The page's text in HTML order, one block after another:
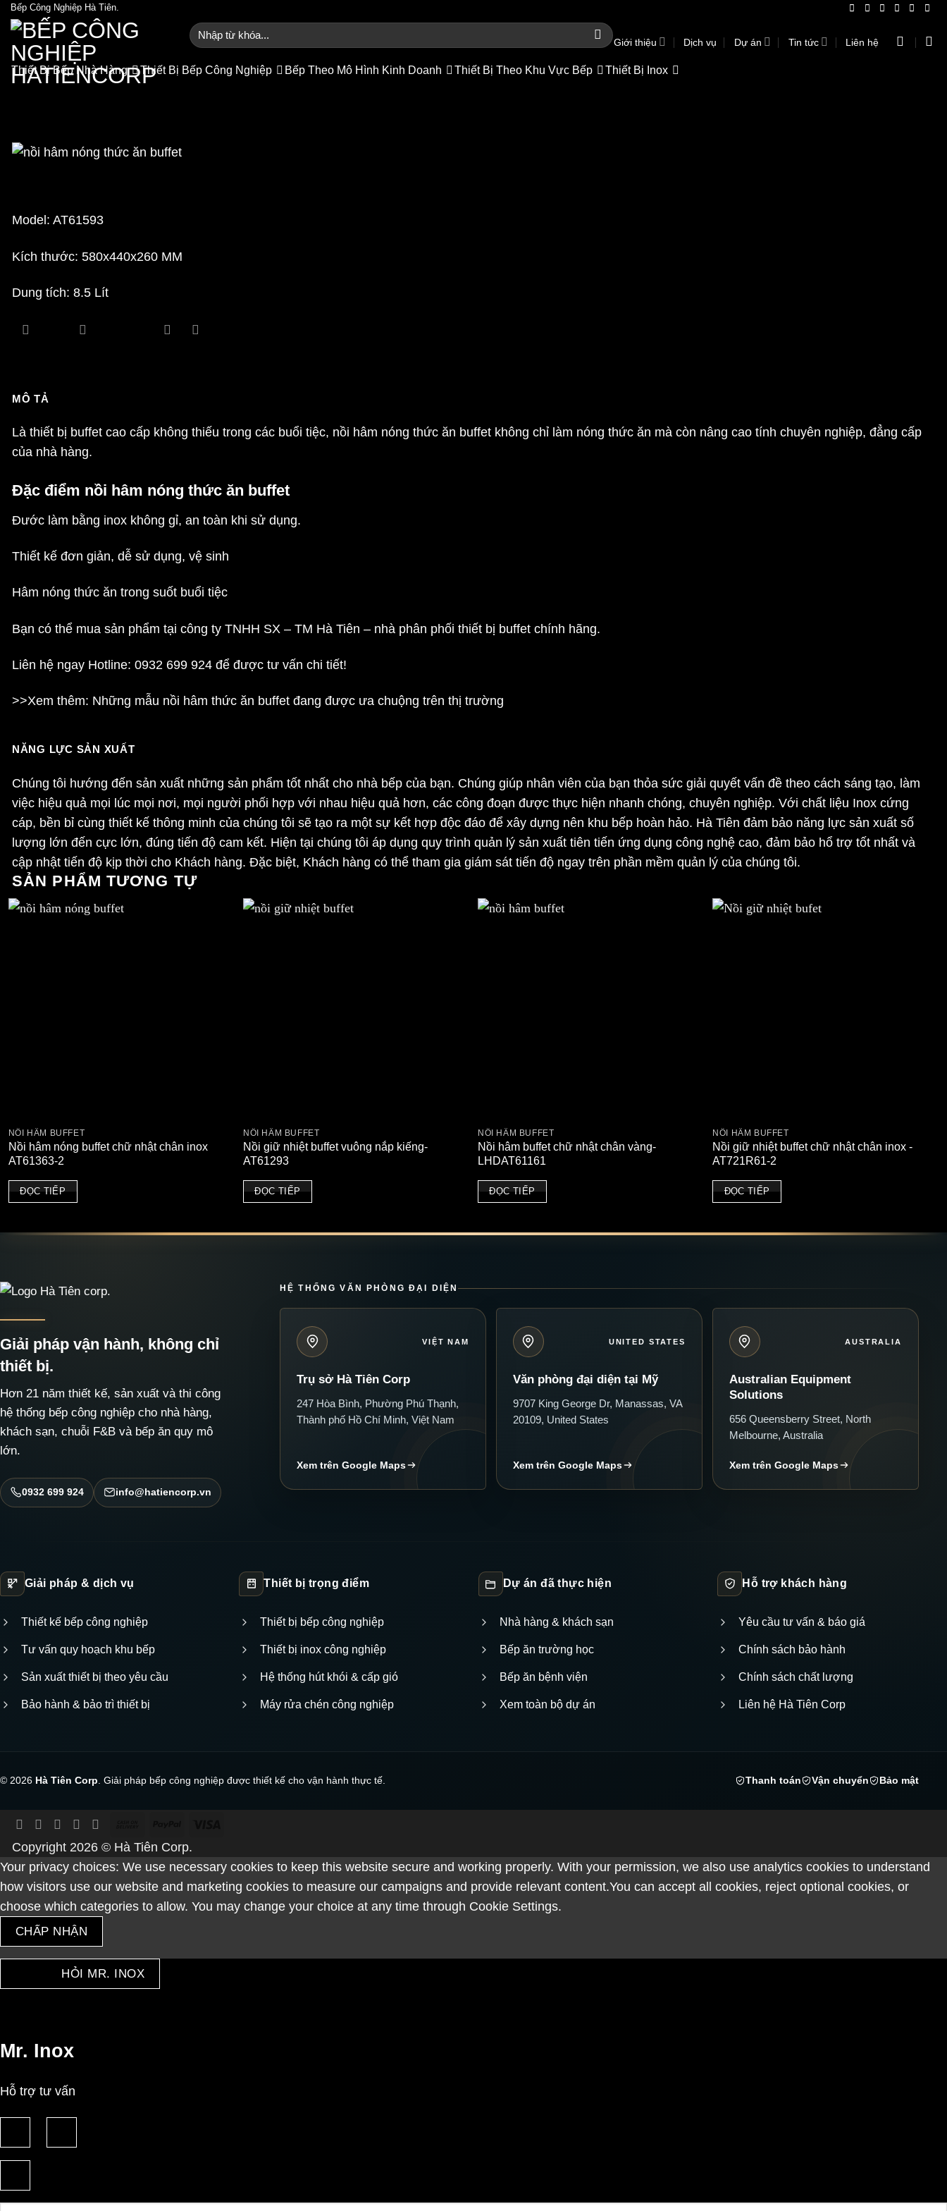
Bỏ
qua
nội
dung
Bếp Công Nghiệp Hà Tiên.
Tìm
kiếm:
Giới thiệu Dịch vụ Dự án Tin tức Liên hệ
Thiết Bị Bếp Nhà Hàng Thiết Bị Bếp Công Nghiệp Bếp Theo Mô Hình Kinh Doanh Thiết Bị Theo Khu Vực Bếp Thiết Bị Inox
Model: AT61593
Kích thước: 580x440x260 MM
Dung tích: 8.5 Lít
MÔ TẢ
Là thiết bị buffet cao cấp không thiếu trong các buổi tiệc, nồi hâm nóng thức ăn buffet không chỉ làm nóng thức ăn mà còn nâng cao tính chuyên nghiệp, đẳng cấp
của nhà hàng.
Đặc điểm nồi hâm nóng thức ăn buffet
Đước làm bằng inox không gỉ, an toàn khi sử dụng.
Thiết kế đơn giản, dễ sử dụng, vệ sinh
Hâm nóng thức ăn trong suốt buổi tiệc
Bạn có thể mua sản phẩm tại công ty TNHH SX – TM Hà Tiên – nhà phân phối thiết bị buffet chính hãng.
Liên hệ ngay Hotline: 0932 699 924 để được tư vấn chi tiết!
>>Xem thêm: Những mẫu nồi hâm thức ăn buffet đang được ưa chuộng trên thị trường
NĂNG LỰC SẢN XUẤT
Chúng tôi hướng đến sản xuất những sản phẩm tốt nhất cho nhà bếp của bạn. Chúng giúp nhân viên của bạn thỏa sức giải quyết vấn đề theo cách sáng tạo, làm
việc hiệu quả mọi lúc mọi nơi, mọi người phối hợp với nhau hiệu quả hơn, các công đoạn được thực hiện nhanh chóng, chuyên nghiệp. Với chất liệu Inox cứng
cáp, bền bỉ cùng thiết kế thông minh của chúng tôi sẽ tạo ra một sự kết hợp độc đáo để xây dựng nên khu bếp hoàn hảo. Hà Tiên đảm bảo năng lực sản xuất số
lượng lớn đến cực lớn, đúng tiến độ cam kết. Hiện tại chúng tôi áp dụng quy trình quản lý sản xuất tiên tiến ứng dụng công nghệ cao, đảm bảo hổ trợ tốt nhất và
cập nhật tiến độ kịp thời cho Khách hàng. Đặc biệt, Khách hàng có thể tham gia giám sát tiến độ ngay trên phần mềm quản lý của chúng tôi.
SẢN PHẨM TƯƠNG TỰ
NỒI HÂM BUFFET
Nồi hâm nóng buffet chữ nhật chân inox
AT61363-2
ĐỌC TIẾP
NỒI HÂM BUFFET
Nồi giữ nhiệt buffet vuông nắp kiếng-
AT61293
ĐỌC TIẾP
NỒI HÂM BUFFET
Nồi hâm buffet chữ nhật chân vàng-
LHDAT61161
ĐỌC TIẾP
NỒI HÂM BUFFET
Nồi giữ nhiệt buffet chữ nhật chân inox -
AT721R61-2
ĐỌC TIẾP
Giải pháp vận hành, không chỉ
thiết bị.
Hơn 21 năm thiết kế, sản xuất và thi công
hệ thống bếp công nghiệp cho nhà hàng,
khách sạn, chuỗi F&B và bếp ăn quy mô
lớn.
0932 699 924 info@hatiencorp.vn
HỆ THỐNG VĂN PHÒNG ĐẠI DIỆN
VIỆT NAM
Trụ sở Hà Tiên Corp
247 Hòa Bình, Phường Phú Thạnh,
Thành phố Hồ Chí Minh, Việt Nam
Xem trên Google Maps
UNITED STATES
Văn phòng đại diện tại Mỹ
9707 King George Dr, Manassas, VA
20109, United States
Xem trên Google Maps
AUSTRALIA
Australian Equipment
Solutions
656 Queensberry Street, North
Melbourne, Australia
Xem trên Google Maps
Giải pháp & dịch vụ
Thiết kế bếp công nghiệp
Tư vấn quy hoạch khu bếp
Sản xuất thiết bị theo yêu cầu
Bảo hành & bảo trì thiết bị
Thiết bị trọng điểm
Thiết bị bếp công nghiệp
Thiết bị inox công nghiệp
Hệ thống hút khói & cấp gió
Máy rửa chén công nghiệp
Dự án đã thực hiện
Nhà hàng & khách sạn
Bếp ăn trường học
Bếp ăn bệnh viện
Xem toàn bộ dự án
Hỗ trợ khách hàng
Yêu cầu tư vấn & báo giá
Chính sách bảo hành
Chính sách chất lượng
Liên hệ Hà Tiên Corp
© 2026 Hà Tiên Corp . Giải pháp bếp công nghiệp được thiết kế cho vận hành thực tế. Thanh toán Vận chuyển Bảo mật
On
Delivery
Copyright 2026 © Hà Tiên Corp.
Your privacy choices: We use necessary cookies to keep this website secure and working properly. With your permission, we also use analytics cookies to understand
how visitors use our website and marketing cookies to measure our campaigns and provide relevant content.You can accept all cookies, reject optional cookies, or
choose which categories to allow. You may change your choice at any time through Cookie Settings.
CHẤP NHẬN
HỎI MR. INOX
Mr. Inox
Hỗ trợ tư vấn